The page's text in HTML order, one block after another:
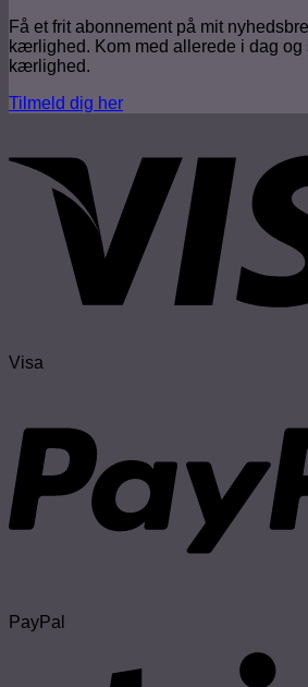
Få et frit abonnement på mit
kærlighed. Kom med allerede i dag og
kærlighed.
Tilmeld dig her
Visa
PayPal